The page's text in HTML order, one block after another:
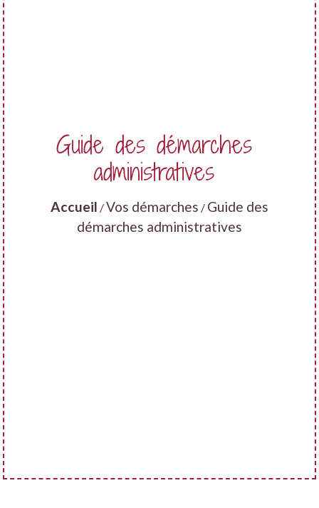
Guide des démarches
administratives
Accueil /Vos démarches / Guide des
démarches administratives